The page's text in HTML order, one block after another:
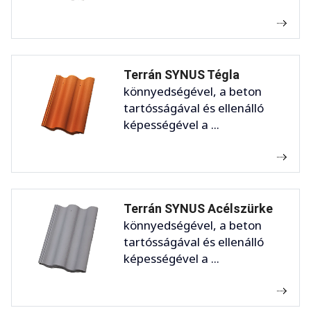
Terrán SYNUS Tégla
könnyedségével, a beton
tartósságával és ellenálló
képességével a ...
Terrán SYNUS Acélszürke
könnyedségével, a beton
tartósságával és ellenálló
képességével a ...